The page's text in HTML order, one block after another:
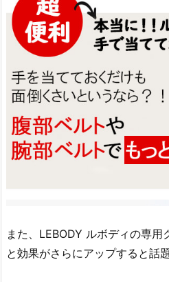
また、LEBODY ルボディの専用
と効果がさらにアップすると話題